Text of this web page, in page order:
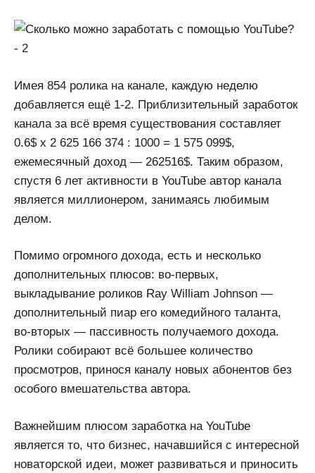
Имея 854 ролика на канале, каждую неделю
добавляется ещё 1-2. Приблизительный заработок
канала за всё время существования составляет
0.6$ x 2 625 166 374 : 1000 = 1 575 099$,
ежемесячный доход — 262516$. Таким образом,
спустя 6 лет активности в YouTube автор канала
является миллионером, занимаясь любимым
делом.
Помимо огромного дохода, есть и несколько
дополнительных плюсов: во-первых,
выкладывание роликов Ray William Johnson —
дополнительный пиар его комедийного таланта,
во-вторых — пассивность получаемого дохода.
Ролики собирают всё большее количество
просмотров, принося каналу новых абонентов без
особого вмешательства автора.
Важнейшим плюсом заработка на YouTube
является то, что бизнес, начавшийся с интересной
новаторской идеи, может развиваться и приносить